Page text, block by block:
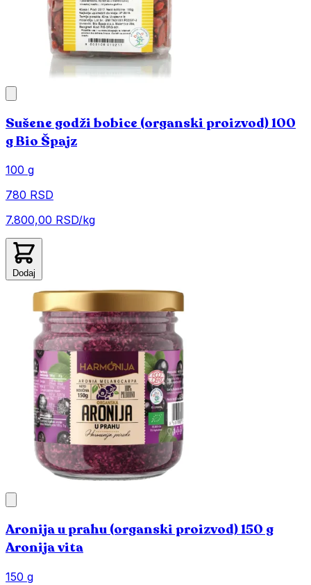
Sušene godži bobice (organski proizvod) 100
g Bio Špajz
100 g
780 RSD
7.800,00 RSD/kg
Dodaj
Aronija u prahu (organski proizvod) 150 g
Aronija vita
150 g